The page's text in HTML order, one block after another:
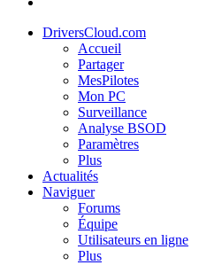
DriversCloud.com
Accueil
Partager
MesPilotes
Mon PC
Surveillance
Analyse BSOD
Paramètres
Plus
Actualités
Naviguer
Forums
Équipe
Utilisateurs en ligne
Plus